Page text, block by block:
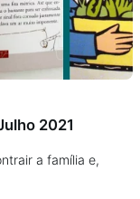
2021
a família e,